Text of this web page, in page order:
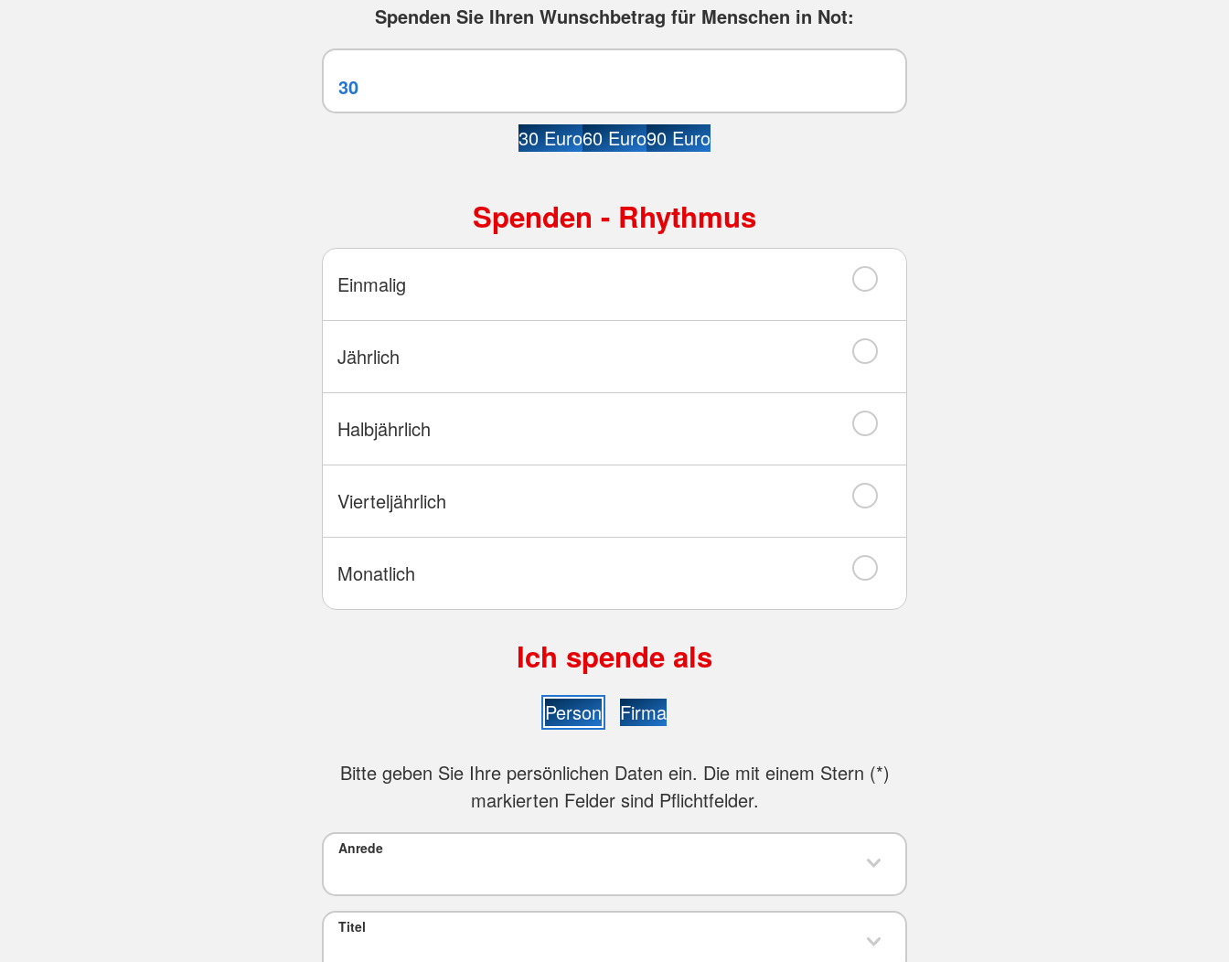
Spenden Sie Ihren Wunschbetrag für Menschen in Not:
30 Euro60 Euro90 Euro
Spenden - Rhythmus
Einmalig
Jährlich
Halbjährlich
Vierteljährlich
Monatlich
Ich spende als
Person Firma
Bitte geben Sie Ihre persönlichen Daten ein. Die mit einem Stern (*)
markierten Felder sind Pflichtfelder.
Anrede
Titel